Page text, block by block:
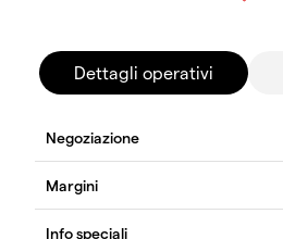
Dettagli operativi